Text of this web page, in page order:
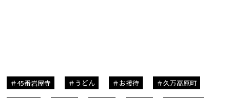
45番岩屋寺 うどん お接待 久万高原町